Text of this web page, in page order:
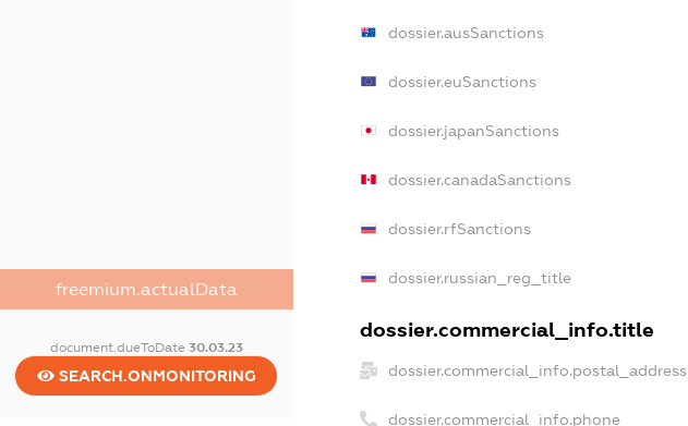
freemium.actualData
document.dueToDate 30.03.23
SEARCH.ONMONITORING
dossier.ausSanctions
dossier.euSanctions
dossier.japanSanctions
dossier.canadaSanctions
dossier.rfSanctions
dossier.russian_reg_title
dossier.commercial_info.title
dossier.commercial_info.postal_address
dossier.commercial_info.phone